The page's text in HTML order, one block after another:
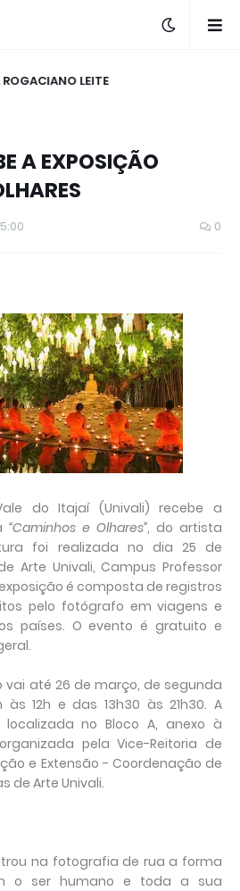
LEITE
A EXPOSIÇÃO
0
do Itajaí (Univali) recebe a
“Caminhos e Olhares”, do artista
foi realizada no dia 25 de
Arte Univali, Campus Professor
exposição é composta de registros
pelo fotógrafo em viagens e
países. O evento é gratuito e
vai até 26 de março, de segunda
12h e das 13h30 às 21h30. A
no Bloco A, anexo à
pela Vice-Reitoria de
e Extensão - Coordenação de
de Arte Univali.
na fotografia de rua a forma
o ser humano e toda a sua